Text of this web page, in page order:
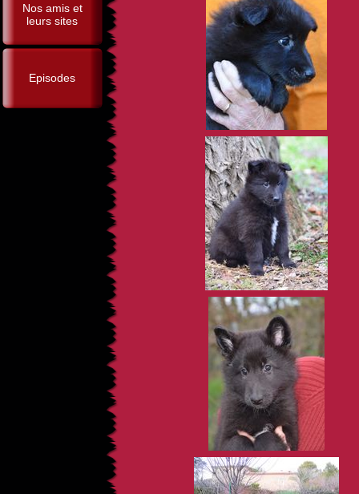
Nos amis et
leurs sites
Episodes